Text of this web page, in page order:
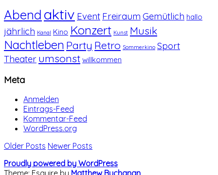
Abend aktiv Event Freiraum Gemütlich hallo
jährlich Kanal Kino Konzert Kunst Musik
Nachtleben Party Retro Sommerkino Sport
Theater umsonst willkommen
Meta
Anmelden
Eintrags-Feed
Kommentar-Feed
WordPress.org
Older Posts Newer Posts
Proudly powered by WordPress